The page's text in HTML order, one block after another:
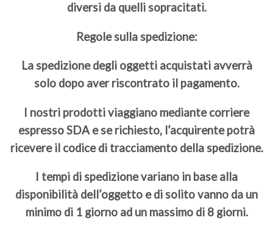
diversi da quelli sopracitati.
Regole sulla spedizione:
La spedizione degli oggetti acquistati avverrà
solo dopo aver riscontrato il pagamento.
I nostri prodotti viaggiano mediante corriere
espresso SDA e se richiesto, l’acquirente potrà
ricevere il codice di tracciamento della spedizione.
I tempi di spedizione variano in base alla
disponibilità dell’oggetto e di solito vanno da un
minimo di 1 giorno ad un massimo di 8 giorni.